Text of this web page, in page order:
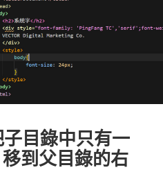
目錄中只有一
到父目錄的右